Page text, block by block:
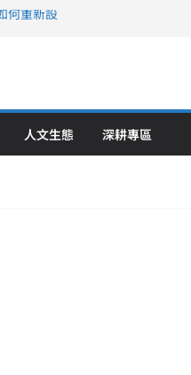
何重新設
金牌暨雙
人文生態 深耕專區